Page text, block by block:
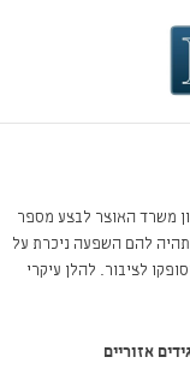
הכלכלית לשנים 2013-2014, מתכוון משרד האוצר לבצע מספר
תהיה להם השפעה ניכרת על
לציבור. להלן עיקרי
אזוריים